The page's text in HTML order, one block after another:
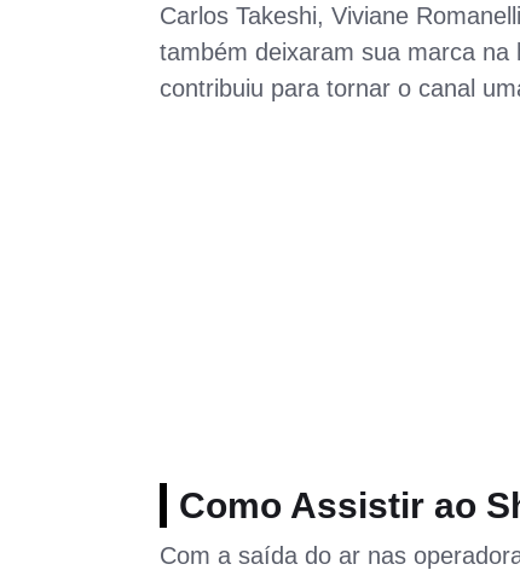
Carlos Takeshi, Viviane
também deixaram sua marca
contribuiu para tornar o canal
Como Assistir ao
Com a saída do ar nas